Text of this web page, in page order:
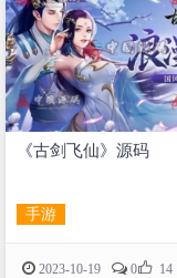
《古剑飞仙》源码
手游
2023-10-19 0 14